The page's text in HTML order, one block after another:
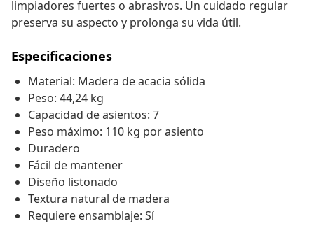
limpiadores fuertes o abrasivos. Un cuidado regular
preserva su aspecto y prolonga su vida útil.
Especificaciones
Material: Madera de acacia sólida
Peso: 44,24 kg
Capacidad de asientos: 7
Peso máximo: 110 kg por asiento
Duradero
Fácil de mantener
Diseño listonado
Textura natural de madera
Requiere ensamblaje: Sí